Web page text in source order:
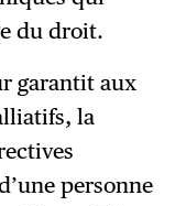
du droit.
garantit aux
la
personne